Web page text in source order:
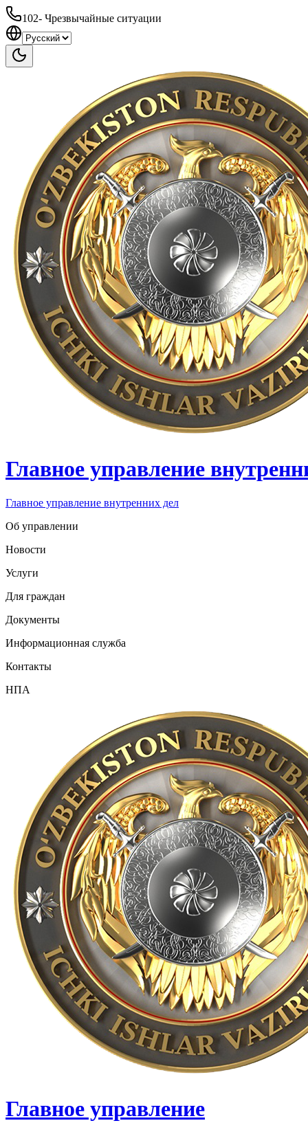
102- Чрезвычайные ситуации
Главное управление
Главное управление внутренних дел
Об управлении
Новости
Услуги
Для граждан
Документы
Информационная служба
Контакты
НПА
Главное управление